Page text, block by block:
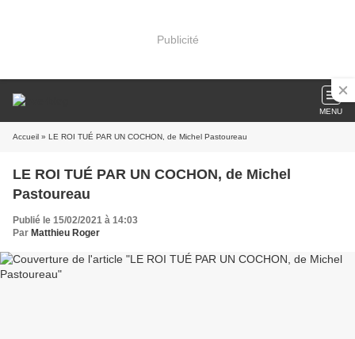
Publicité
MENU
Accueil » LE ROI TUÉ PAR UN COCHON, de Michel Pastoureau
LE ROI TUÉ PAR UN COCHON, de Michel
Pastoureau
Publié le 15/02/2021 à 14:03
Par Matthieu Roger